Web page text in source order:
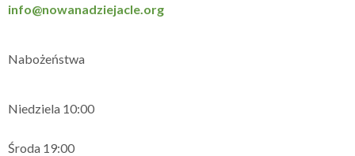
info@nowanadziejacle.org
Nabożeństwa
Niedziela 10:00
Środa 19:00